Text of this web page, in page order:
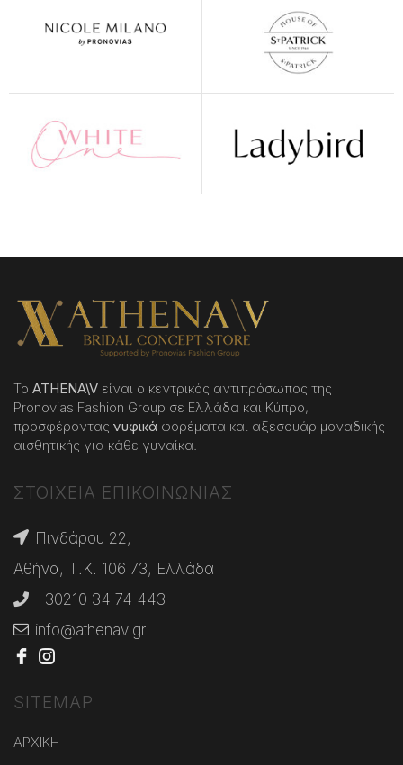
Το ATHENA\V είναι ο κεντρικός αντιπρόσωπος της
Pronovias Fashion Group σε Ελλάδα και Κύπρο,
προσφέροντας νυφικά φορέματα και αξεσουάρ μοναδικής
αισθητικής για κάθε γυναίκα.
ΣΤΟΙΧΕΙΑ ΕΠΙΚΟΙΝΩΝΙΑΣ
Πινδάρου 22,
Αθήνα, Τ.Κ. 106 73, Ελλάδα
+30210 34 74 443
info@athenav.gr
SITEMAP
ΑΡΧΙΚΗ